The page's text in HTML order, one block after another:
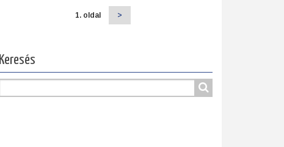
1. oldal
Következő
oldal
>
Keresés